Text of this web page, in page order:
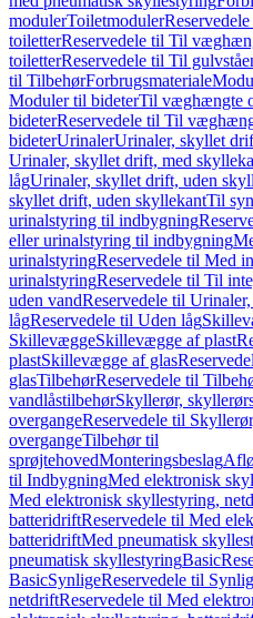
modulerToiletmoduler
toiletterReservedele til Til
toiletterReservedele til Til
til TilbehørForbrugsmateriale
Moduler til bideterTil væghængte
bideterReservedele til Til
bideterUrinalerUrinaler, skyllet
Urinaler, skyllet drift, med
lågUrinaler, skyllet drift, uden
skyllet drift, uden skyllekantTil
urinalstyring til indbygning
eller urinalstyring til indbygning
urinalstyringReservedele til Med
urinalstyringReservedele til Til
uden vandReservedele til
lågReservedele til Uden låg
SkillevæggeSkillevægge af plast
plastSkillevægge af glas
glasTilbehørReservedele til
vandlåstilbehørSkyllerør,
overgangeReservedele til
overgangeTilbehør til
sprøjtehovedMonteringsbeslag
til IndbygningMed elektronisk
Med elektronisk skyllestyring,
batteridriftReservedele til Med
batteridriftMed pneumatisk
pneumatisk skyllestyringBasic
BasicSynligeReservedele til
netdriftReservedele til Med